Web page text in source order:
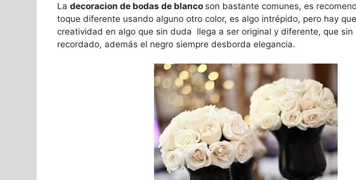
La decoracion de bodas de blanco son bastante comunes, es
toque diferente usando alguno otro color, es algo intrépido, pero hay
creatividad en algo que sin duda llega a ser original y diferente, que sin
recordado, además el negro siempre desborda elegancia.